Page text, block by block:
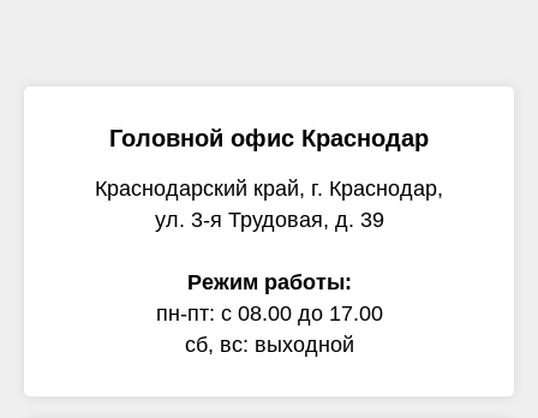
Головной офис Краснодар
Краснодарский край, г. Краснодар,
ул. 3-я Трудовая, д. 39
Режим работы:
пн-пт: с 08.00 до 17.00
сб, вс: выходной